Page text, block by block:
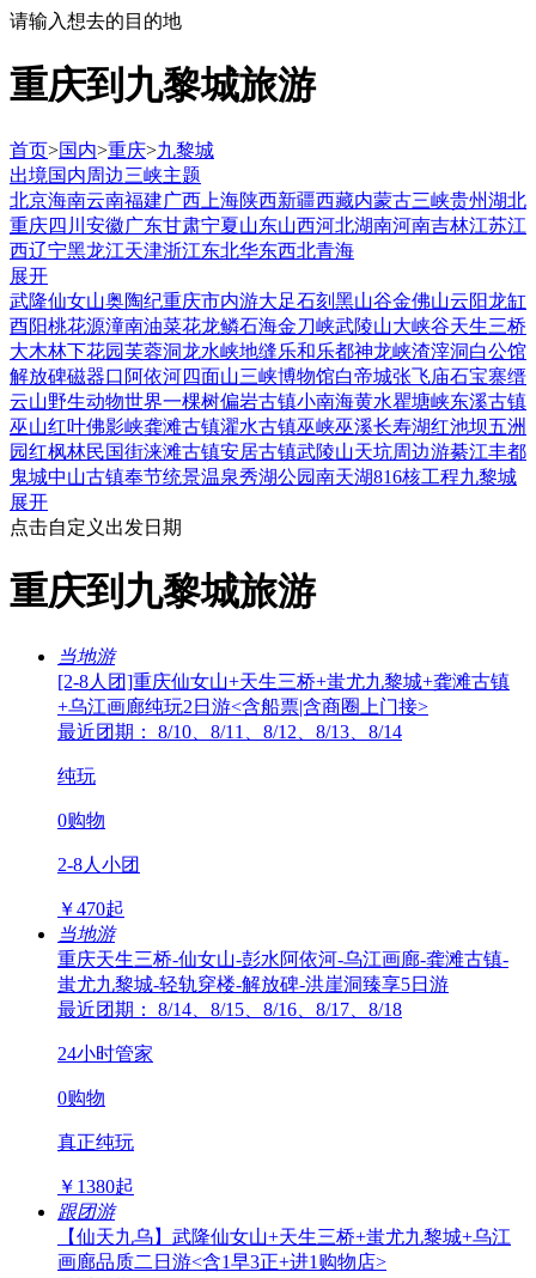
请输入想去的目的地
重庆到九黎城旅游
首页>国内>重庆>九黎城
出境国内周边三峡主题
北京海南云南福建广西 上海陕西新疆西藏内蒙古三峡贵州湖北
重庆四川 安徽广东甘肃宁夏山东山西河北湖南河南吉林江苏江
西辽宁黑龙江天津浙江东北华东西北青海
展开
武隆仙女山奥陶纪重庆市内游大足石刻 黑山谷金佛山云阳龙缸
酉阳桃花源潼南油菜花龙鳞石海金刀峡武陵山大峡谷天生三桥
大木林下花园芙蓉洞龙水峡地缝乐和乐都神龙峡渣滓洞白公馆
解放碑磁器口 阿依河四面山三峡博物馆白帝城张飞庙石宝寨缙
云山野生动物世界一棵树偏岩古镇小南海黄水瞿塘峡东溪古镇
巫山红叶佛影峡龚滩古镇濯水古镇巫峡巫溪长寿湖红池坝五洲
园红枫林民国街涞滩古镇安居古镇武陵山天坑周边游綦江丰都
鬼城中山古镇奉节统景温泉秀湖公园南天湖816核工程九黎城
展开
点击自定义出发日期
重庆到九黎城旅游
当地游
[2-8人团]重庆仙女山+天生三桥+蚩尤九黎城+龚滩古镇
+乌江画廊纯玩2日游<含船票|含商圈上门接>
最近团期： 8/10、8/11、8/12、8/13、8/14
纯玩
0购物
2-8人小团
￥470起
当地游
重庆天生三桥-仙女山-彭水阿依河-乌江画廊-龚滩古镇-
蚩尤九黎城-轻轨穿楼-解放碑-洪崖洞臻享5日游
最近团期： 8/14、8/15、8/16、8/17、8/18
24小时管家
0购物
真正纯玩
￥ 1380起
跟团游
【仙天九乌】武隆仙女山+天生三桥+蚩尤九黎城+乌江
画廊品质二日游<含1早3正+进1购物店>